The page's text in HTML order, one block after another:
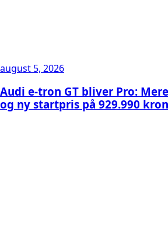
august 5, 2026
Audi e-tron GT bliver Pro:
og ny startpris på 929.990